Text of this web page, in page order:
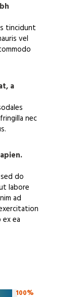
tincidunt
vel
a
nec
do
labore
ad
ea
100%